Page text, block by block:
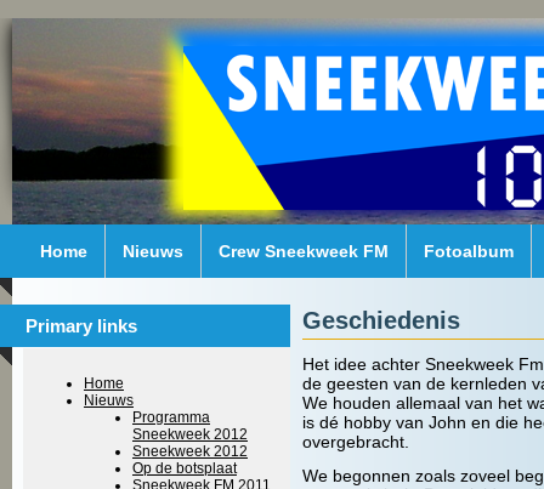
Home Nieuws Crew Sneekweek FM Fotoalbum
Primary links
Home
Nieuws
Programma
Sneekweek 2012
Sneekweek 2012
Op de botsplaat
Sneekweek FM 2011
Geschiedenis
Het idee achter Sneekweek
de geesten van de kernleden
We houden allemaal van het
is dé hobby van John en die
overgebracht.
We begonnen zoals zoveel